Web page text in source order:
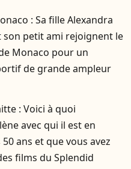
: Sa fille Alexandra
son petit ami rejoignent le
Monaco pour un
de grande ampleur
: Voici à quoi
avec qui il est en
ans et que vous avez
films du Splendid